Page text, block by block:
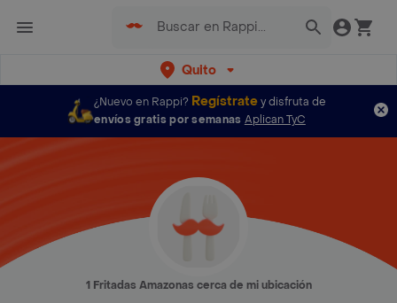
Quito
¿Nuevo en Rappi? Regístratey disfruta de
envíos gratis por semanas Aplican TyC
1 Fritadas Amazonas cerca de mi ubicación